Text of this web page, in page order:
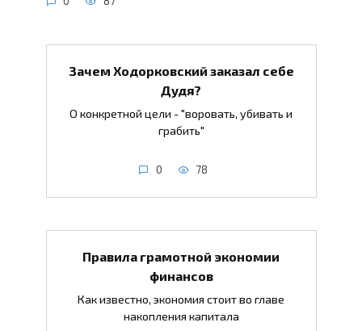
Зачем Ходорковский заказал себе
Дудя?
О конкретной цели - "воровать, убивать и
грабить"
0 78
Правила грамотной экономии
финансов
Как известно, экономия стоит во главе
накопления капитала